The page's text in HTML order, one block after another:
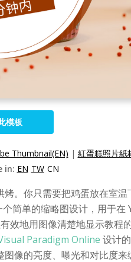
模板
Thumbnail(EN) | 紅蛋糕照片紙
in: EN TW CN
。你只需要把鸡蛋放在室
简单的缩略图设计，用于
地用图像清楚地显示教程
Paradigm Online 设计
像的亮度、曝光和对比度来